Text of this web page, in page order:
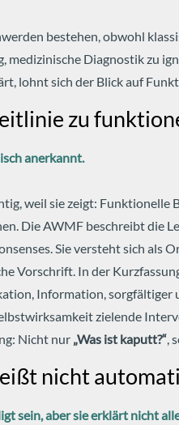
bestehen, obwohl
medizinische Diagnostik zu
lohnt sich der Blick auf
zu
anerkannt.
weil sie zeigt: Funktionelle
Die AWMF beschreibt die
Sie versteht sich als
Vorschrift. In der
Information, sorgfältiger
zielende
Nicht nur „Was ist kaputt?“,
nicht
sein, aber sie erklärt nicht